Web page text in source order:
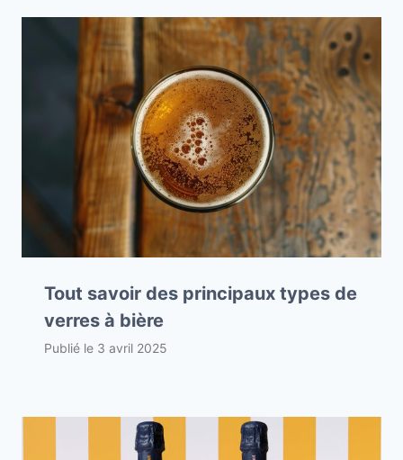
Tout savoir des principaux types de
verres à bière
Publié le 3 avril 2025